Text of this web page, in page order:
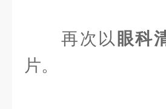
再次以 眼科
片。